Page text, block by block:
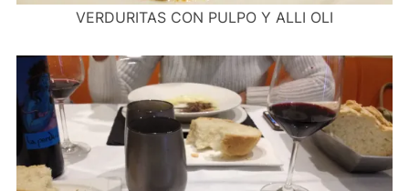
VERDURITAS CON PULPO Y ALLI OLI